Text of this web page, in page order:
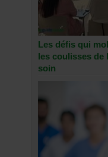
Les défis qui
les coulisses de
soin